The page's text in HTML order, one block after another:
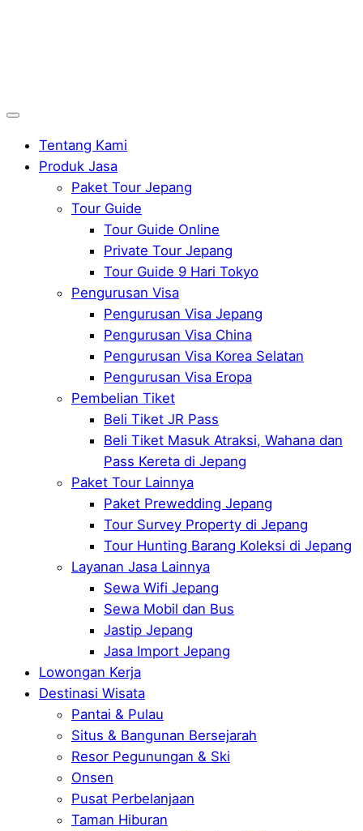
Tentang Kami
Produk Jasa
Paket Tour Jepang
Tour Guide
Tour Guide Online
Private Tour Jepang
Tour Guide 9 Hari Tokyo
Pengurusan Visa
Pengurusan Visa Jepang
Pengurusan Visa China
Pengurusan Visa Korea Selatan
Pengurusan Visa Eropa
Pembelian Tiket
Beli Tiket JR Pass
Beli Tiket Masuk Atraksi, Wahana dan
Pass Kereta di Jepang
Paket Tour Lainnya
Paket Prewedding Jepang
Tour Survey Property di Jepang
Tour Hunting Barang Koleksi di Jepang
Layanan Jasa Lainnya
Sewa Wifi Jepang
Sewa Mobil dan Bus
Jastip Jepang
Jasa Import Jepang
Lowongan Kerja
Destinasi Wisata
Pantai & Pulau
Situs & Bangunan Bersejarah
Resor Pegunungan & Ski
Onsen
Pusat Perbelanjaan
Taman Hiburan